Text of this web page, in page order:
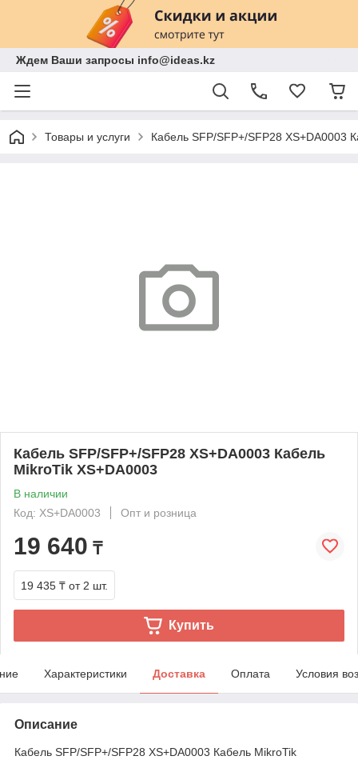
Ждем Ваши запросы info@ideas.kz
Товары и услуги Кабель SFP/SFP+/SFP28 XS+DA0003
Кабель SFP/SFP+/SFP28 XS+DA0003 Кабель
MikroTik XS+DA0003
В наличии
Код: XS+DA0003
Опт и розница
19 640 ₸
19 435 ₸ от 2 шт.
Купить
Характеристики Доставка Оплата Условия
Описание
Кабель SFP/SFP+/SFP28 XS+DA0003 Кабель MikroTik